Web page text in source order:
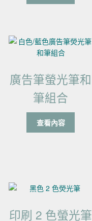
廣告筆螢光筆和
筆組合
查看內容
印刷 2 色螢光筆